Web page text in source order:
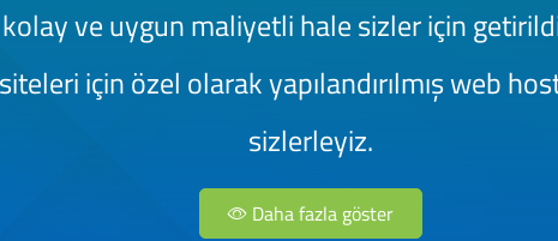
ve uygun maliyetli hale sizler için
için özel olarak yapılandırılmış web
sizlerleyiz.
Daha fazla göster